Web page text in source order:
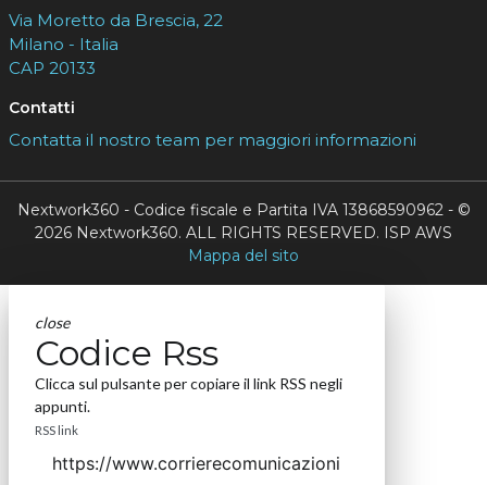
Via Moretto da Brescia, 22
Milano - Italia
CAP 20133
Contatti
Contatta il nostro team per maggiori informazioni
Nextwork360 - Codice fiscale e Partita IVA 13868590962 - ©
2026 Nextwork360. ALL RIGHTS RESERVED. ISP AWS
Mappa del sito
close
Codice Rss
Clicca sul pulsante per copiare il link RSS negli
appunti.
RSS link